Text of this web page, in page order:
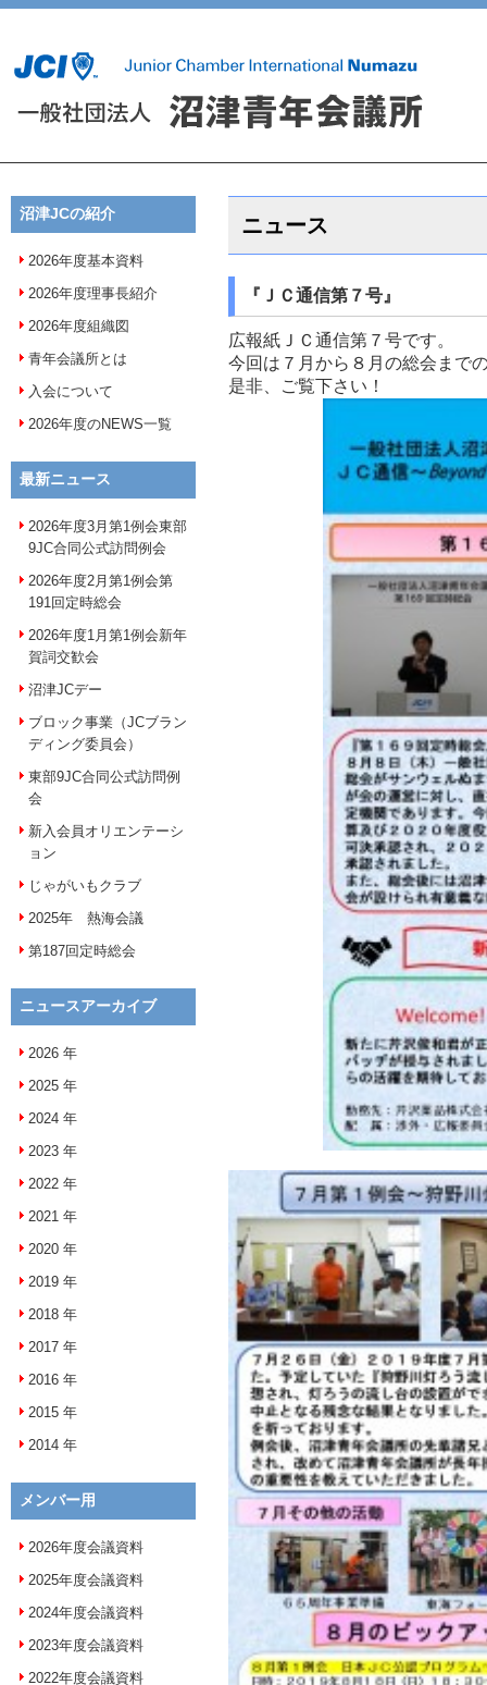
沼津JCの紹介
2026年度基本資料
2026年度理事長紹介
2026年度組織図
青年会議所とは
入会について
2026年度のNEWS一覧
最新ニュース
2026年度3月第1例会東部
9JC合同公式訪問例会
2026年度2月第1例会第
191回定時総会
2026年度1月第1例会新年
賀詞交歓会
沼津JCデー
ブロック事業（JCブラン
ディング委員会）
東部9JC合同公式訪問例
会
新入会員オリエンテーシ
ョン
じゃがいもクラブ
2025年 熱海会議
第187回定時総会
ニュースアーカイブ
2026 年
2025 年
2024 年
2023 年
2022 年
2021 年
2020 年
2019 年
2018 年
2017 年
2016 年
2015 年
2014 年
メンバー用
2026年度会議資料
2025年度会議資料
2024年度会議資料
2023年度会議資料
2022年度会議資料
ニュース
『ＪＣ通信第７号』
広報紙ＪＣ通信第７号です。
今回は７月から８月の総会まで
是非、ご覧下さい！